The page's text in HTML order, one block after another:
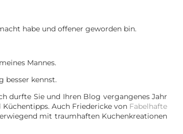
habe und offener geworden bin.
Mannes.
besser kennst.
durfte Sie und Ihren Blog vergangenes Jahr
Auch Friedericke von Fabelhafte
mit traumhaften Kuchenkreationen